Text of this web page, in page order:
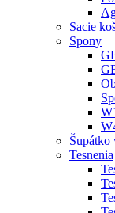
Sacie
Spony
Šupátko
Tesnenia